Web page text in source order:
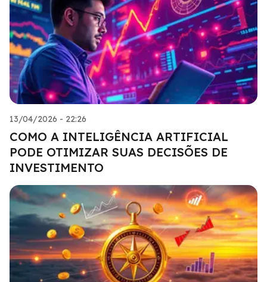
13/04/2026 - 22:26
COMO A INTELIGÊNCIA ARTIFICIAL
PODE OTIMIZAR SUAS DECISÕES DE
INVESTIMENTO